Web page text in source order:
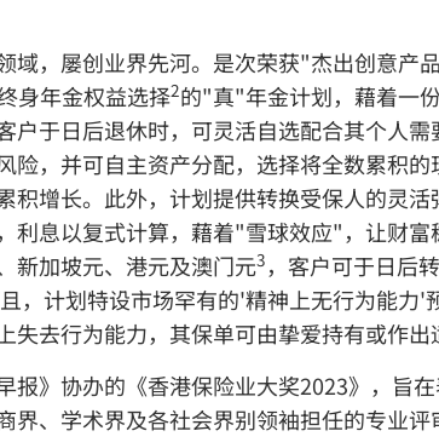
域，屡创业界先河。是次荣获"杰出创意产
身年金权益选择2的"真"年金计划，藉着一
户于日后退休时，可灵活自选配合其个人
险，并可自主资产分配，选择将全数累积
积增长。此外，计划提供转换受保人的灵
利息以复式计算，藉着"雪球效应"，让财
新加坡元、港元及澳门元3 ，客户可于日后
，计划特设市场罕有的'精神上无行为能力'
失去行为能力，其保单可由挚爱持有或作
报》协办的《香港保险业大奖2023》，旨
、学术界及各社会界别领袖担任的专业评